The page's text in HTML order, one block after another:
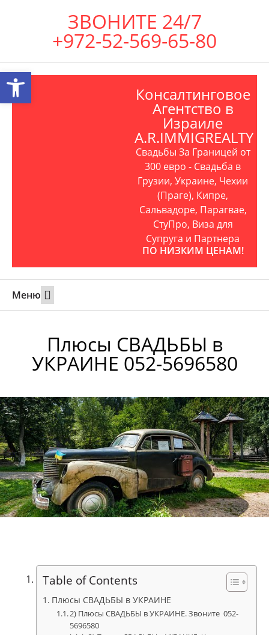
ЗВОНИТЕ 24/7
+972-52-569-65-80
Консалтинговое
Агентство в
Израиле
A.R.IMMIGREALTY
Свадьбы За Границей от
300 евро - Свадьба в
Грузии, Украине, Чехии
(Праге), Кипре,
Сальвадоре, Парагвае,
СтуПро, Виза для
Супруга и Партнера
ПО НИЗКИМ ЦЕНАМ!
Меню
Плюсы СВАДЬБЫ в
УКРАИНЕ 052-5696580
Table of Contents
Плюсы СВАДЬБЫ в УКРАИНЕ
2) Плюсы СВАДЬБЫ в УКРАИНЕ. Звоните 052-
5696580
Открыть панель инструментов